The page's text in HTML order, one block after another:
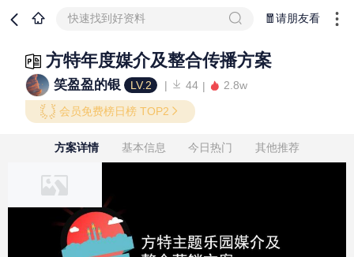
快速找到好资料 🧧请朋友看
方特年度媒介及整合传播方案
笑盈盈的银 LV.2 44 2.8w
会员免费榜日榜 TOP2
方案详情 基本信息 今日热门 其他推荐